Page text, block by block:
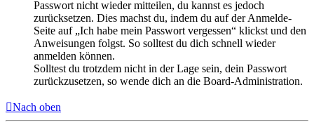
Passwort nicht wieder mitteilen, du kannst es jedoch
zurücksetzen. Dies machst du, indem du auf der Anmelde-
Seite auf „Ich habe mein Passwort vergessen“ klickst und den
Anweisungen folgst. So solltest du dich schnell wieder
anmelden können.
Solltest du trotzdem nicht in der Lage sein, dein Passwort
zurückzusetzen, so wende dich an die Board-Administration.
Nach oben